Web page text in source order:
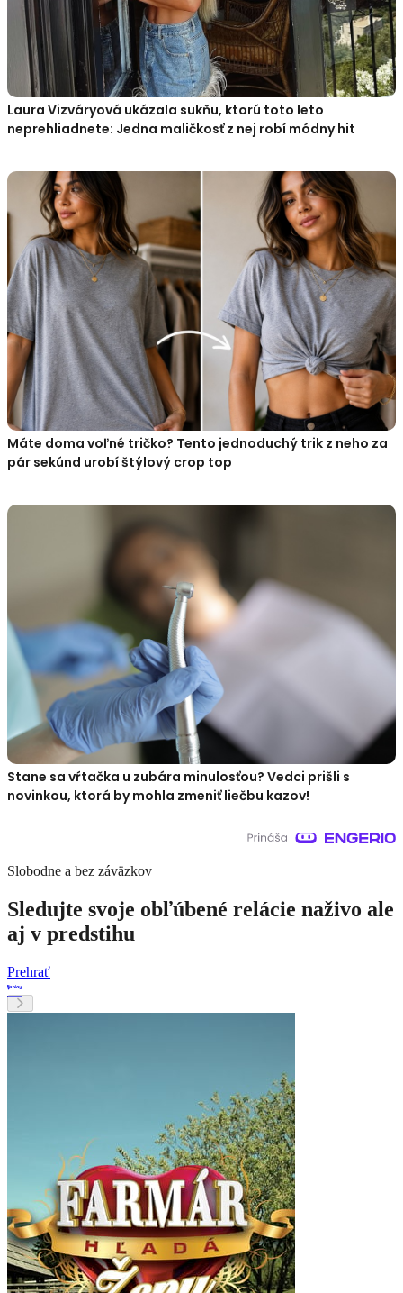
Laura Vizváryová ukázala sukňu, ktorú toto leto
neprehliadnete: Jedna maličkosť z nej robí módny hit
Máte doma voľné tričko? Tento jednoduchý trik z neho za
pár sekúnd urobí štýlový crop top
Stane sa vŕtačka u zubára minulosťou? Vedci prišli s
novinkou, ktorá by mohla zmeniť liečbu kazov!
Slobodne a bez záväzkov
Sledujte svoje obľúbené relácie naživo ale
aj v predstihu
Prehrať